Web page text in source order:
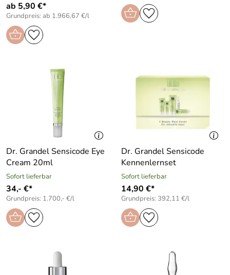
ab 5,90 €*
Grundpreis: ab 1.966,67 €/l
Dr. Grandel Sensicode Eye
Cream 20ml
Sofort lieferbar
34,- €*
Grundpreis: 1.700,- €/l
Dr. Grandel Sensicode
Kennenlernset
Sofort lieferbar
14,90 €*
Grundpreis: 392,11 €/l